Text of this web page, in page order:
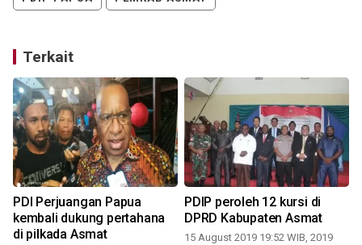
Terkait
PDI Perjuangan Papua
kembali dukung pertahana
di pilkada Asmat
PDIP peroleh 12 kursi di
DPRD Kabupaten Asmat
15 August 2019 19:52 WIB, 2019